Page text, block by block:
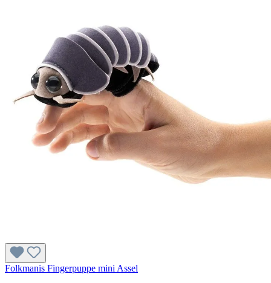
Folkmanis Fingerpuppe mini Assel